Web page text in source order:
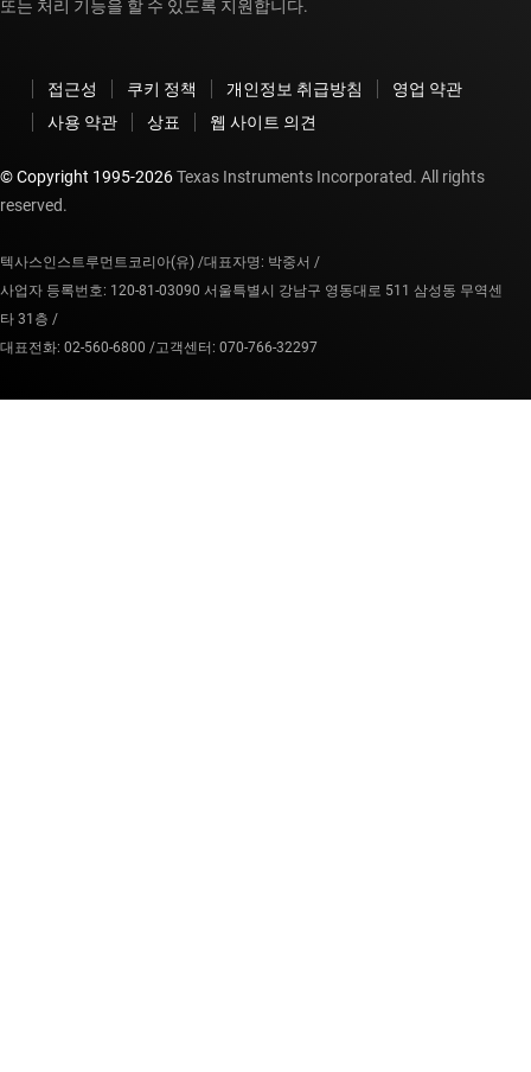
또는 처리 기능을 할 수 있도록 지원합니다.
접근성 쿠키 정책 개인정보 취급방침
영업 약관
사용 약관
상표 웹 사이트 의견
© Copyright 1995-2026Texas Instruments Incorporated. All rights
reserved.
텍사스인스트루먼트코리아(유) /대표자명: 박중서 /
사업자 등록번호: 120-81-03090 서울특별시 강남구 영동대로 511 삼성동 무역센
타 31층 /
대표전화: 02-560-6800 /고객센터: 070-766-32297